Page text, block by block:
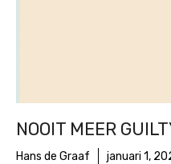
NOOIT MEER
Hans de Graaf januari 1,